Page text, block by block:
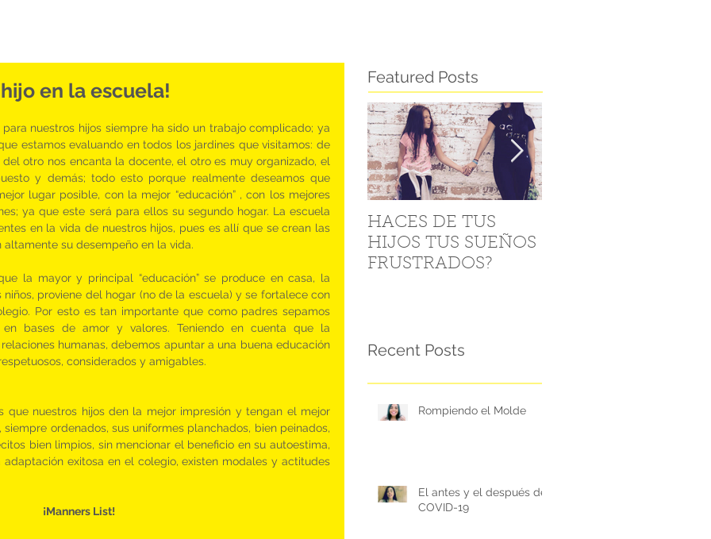
en la escuela!
para nuestros hijos siempre ha sido un trabajo complicado; ya
estamos evaluando en todos los jardines que visitamos: de
otro nos encanta la docente, el otro es muy organizado, el
y demás; todo esto porque realmente deseamos que
lugar posible, con la mejor “educación” , con los mejores
ya que este será para ellos su segundo hogar. La escuela
en la vida de nuestros hijos, pues es allí que se crean las
su desempeño en la vida.
la mayor y principal “educación” se produce en casa, la
proviene del hogar (no de la escuela) y se fortalece con
Por esto es tan importante que como padres sepamos
en bases de amor y valores. Teniendo en cuenta que la
humanas, debemos apuntar a una buena educación
considerados y amigables.
que nuestros hijos den la mejor impresión y tengan el mejor
ordenados, sus uniformes planchados, bien peinados,
bien limpios, sin mencionar el beneficio en su autoestima,
exitosa en el colegio, existen modales y actitudes
¡Manners List!
Featured Posts
HACES DE TUS
HIJOS TUS SUEÑOS
FRUSTRADOS?
Recent Posts
Rompiendo el Molde
El antes y el después del
COVID-19